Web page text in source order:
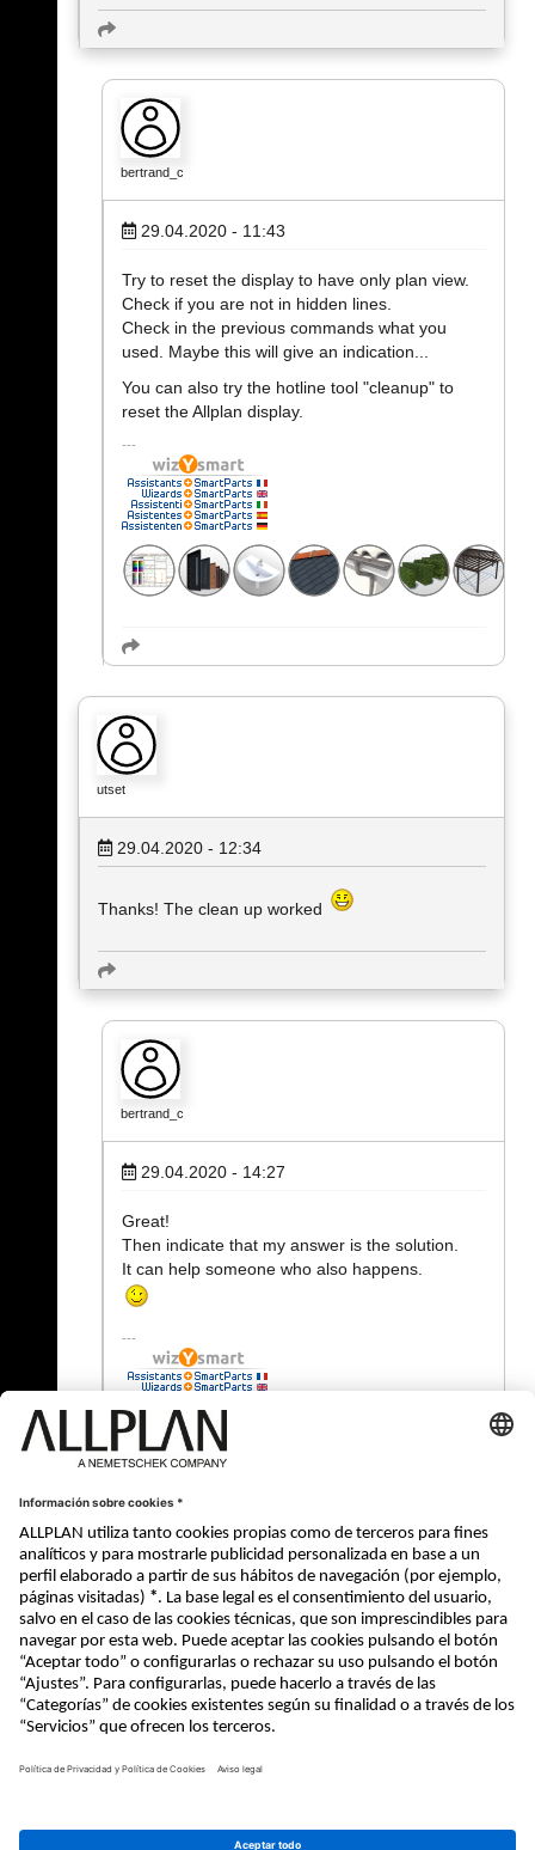
bertrand_c
29.04.2020 - 11:43
Try to reset the display to have only plan view.
Check if you are not in hidden lines.
Check in the previous commands what you
used. Maybe this will give an indication...
You can also try the hotline tool "cleanup" to
reset the Allplan display.
utset
29.04.2020 - 12:34
Thanks! The clean up worked
bertrand_c
29.04.2020 - 14:27
Great!
Then indicate that my answer is the solution.
It can help someone who also happens.
« Atrás
© ALLPLAN Systems España, S.A ALLPLAN, un empresa del